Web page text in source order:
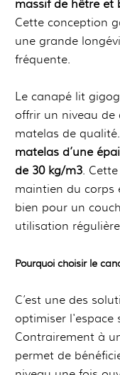
massif de hêtre et
Cette conception
une grande
fréquente.
Le canapé lit
offrir un niveau de
matelas de
matelas d’une
de 30 kg/m3.
maintien du corps
bien pour un
utilisation
Pourquoi choisir le
C’est une des
optimiser l'espace
Contrairement à
permet de